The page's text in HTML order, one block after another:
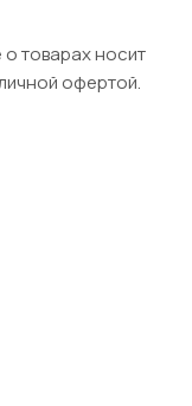
товарах носит
офертой.